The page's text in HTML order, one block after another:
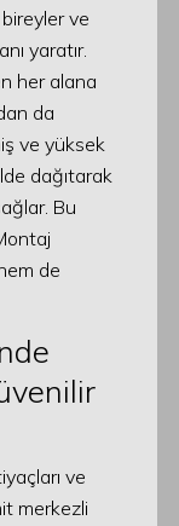
ve
yaratır.
her alana
da
ve yüksek
dağıtarak
Bu
de
ve
merkezli